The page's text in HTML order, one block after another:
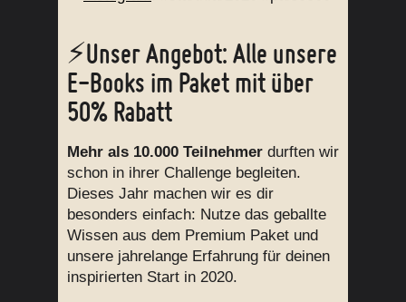
⚡Unser Angebot: Alle unsere
E-Books im Paket mit über
50% Rabatt
Mehr als 10.000 Teilnehmer durften wir
schon in ihrer Challenge begleiten.
Dieses Jahr machen wir es dir
besonders einfach: Nutze das geballte
Wissen aus dem Premium Paket und
unsere jahrelange Erfahrung für deinen
inspirierten Start in 2020.